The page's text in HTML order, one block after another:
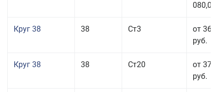
080,00
Круг 38 38 Ст3
от 36
руб.
Круг 38 38 Ст20
от 37
руб.